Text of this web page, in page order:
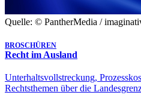
Quelle: © PantherMedia /
BROSCHÜREN
Recht im Ausland
Unterhaltsvollstreckung,
Rechtsthemen über die